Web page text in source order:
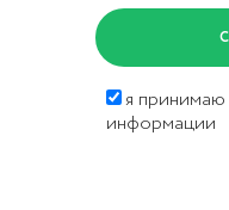
я принимаю
информации